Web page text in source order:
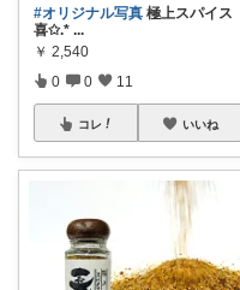
#オリジナル写真 極上スパイス
喜✩.* ...
￥ 2,540
0 0 11
コレ いいね